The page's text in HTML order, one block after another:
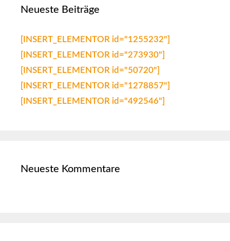
Neueste Beiträge
[INSERT_ELEMENTOR id="1255232"]
[INSERT_ELEMENTOR id="273930"]
[INSERT_ELEMENTOR id="50720"]
[INSERT_ELEMENTOR id="1278857"]
[INSERT_ELEMENTOR id="492546"]
Neueste Kommentare